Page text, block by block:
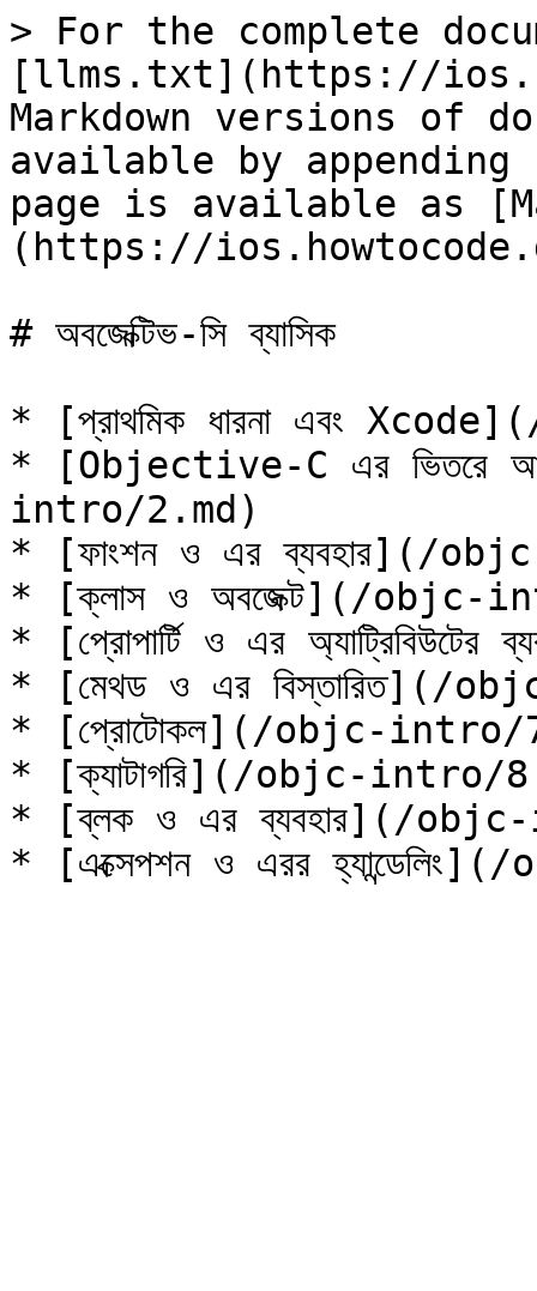
> For the complete
[llms.txt](https://
Markdown versions of
available by
page is available as
(https://
# অবজেক্টিভ-সি ব্যাসিক
* [প্রাথমিক ধারনা এবং
* [Objective-C এর ভিতরে
intro/2.md)
* [ফাংশন ও এর ব্যবহার](/
* [ক্লাস ও অবজেক্ট](/objc-
* [প্রোপার্টি ও এর
* [মেথড ও এর বিস্তারিত](/
* [প্রোটোকল](/objc-intro/
* [ক্যাটাগরি](/objc-intro/
* [ব্লক ও এর ব্যবহার](/